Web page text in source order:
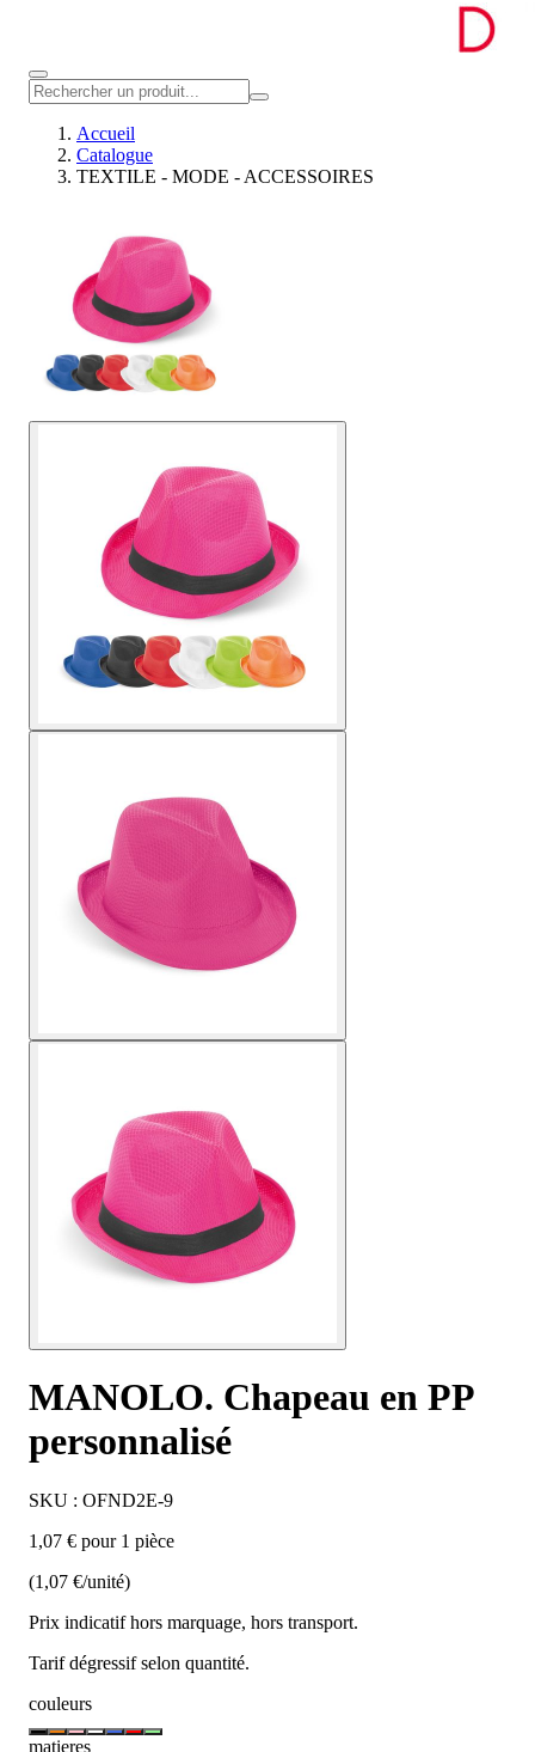
Accueil
Catalogue
TEXTILE - MODE - ACCESSOIRES
MANOLO. Chapeau en PP
personnalisé
SKU : OFND2E-9
1,07 € pour 1 pièce
(1,07 €/unité)
Prix indicatif hors marquage, hors transport.
Tarif dégressif selon quantité.
couleurs
matieres